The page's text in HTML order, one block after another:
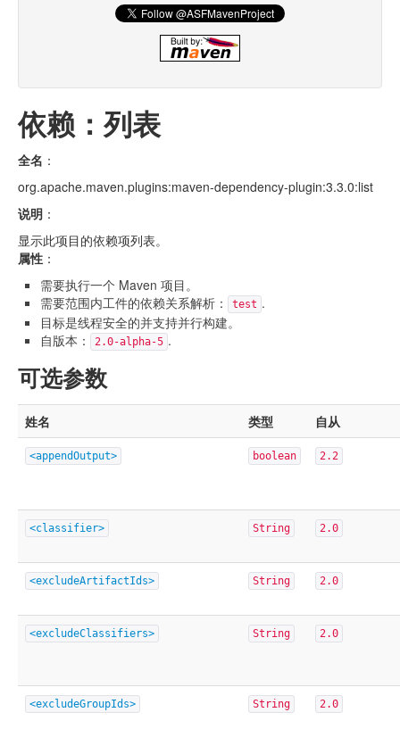
依赖：列表
全名 ：
org.apache.maven.plugins:maven-dependency-plugin:3.3.0:list
说明 ：
显示此项目的依赖项列表。
属性 ：
需要执行一个 Maven 项目。
需要范围内工件的依赖关系解析：
test .
目标是线程安全的并支持并行构建。
自版本：
2.0-alpha-5 .
可选参数
姓名 类型 自从
<appendOutput> boolean 2.2
<classifier> String 2.0
<excludeArtifactIds> String 2.0
<excludeClassifiers> String 2.0
<excludeGroupIds> String 2.0